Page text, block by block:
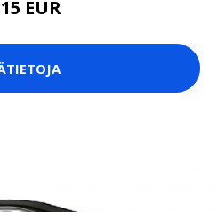
EUR